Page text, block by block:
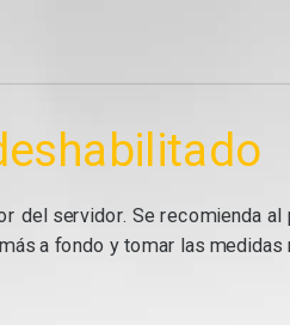
del servidor. Se recomienda
a fondo y tomar las medidas